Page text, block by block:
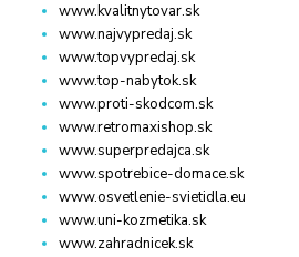
www.kvalitnytovar.sk
www.najvypredaj.sk
www.topvypredaj.sk
www.top-nabytok.sk
www.proti-skodcom.sk
www.retromaxishop.sk
www.superpredajca.sk
www.spotrebice-domace.sk
www.osvetlenie-svietidla.eu
www.uni-kozmetika.sk
www.zahradnicek.sk